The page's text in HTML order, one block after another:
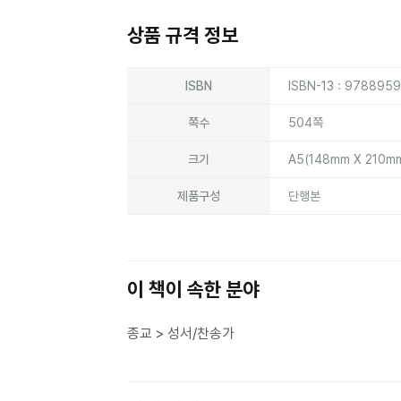
상품 규격 정보
ISBN ISBN-13 :
쪽수 504쪽
크기 A5(148mm X
제품구성 단행본
이 책이 속한 분야
종교 > 성서/찬송가